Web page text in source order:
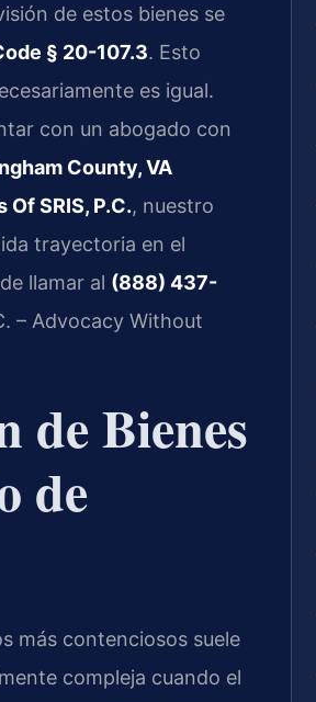
de estos bienes se
§ 20-107.3. Esto
es igual.
con un abogado con
County, VA
SRIS, P.C., nuestro
trayectoria en el
llamar al (888) 437-
– Advocacy Without
de Bienes
de
más contenciosos suele
compleja cuando el